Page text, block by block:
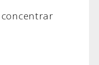
concentrar